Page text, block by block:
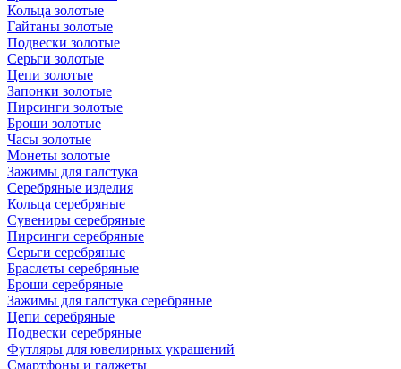
Кольца золотые
Гайтаны золотые
Подвески золотые
Серьги золотые
Цепи золотые
Запонки золотые
Пирсинги золотые
Броши золотые
Часы золотые
Монеты золотые
Зажимы для галстука
Серебряные изделия
Кольца серебряные
Сувениры серебряные
Пирсинги серебряные
Серьги серебряные
Браслеты серебряные
Броши серебряные
Зажимы для галстука серебряные
Цепи серебряные
Подвески серебряные
Футляры для ювелирных украшений
Смартфоны и гаджеты